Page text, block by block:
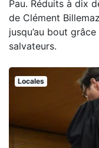
Pau. Réduits à dix
de Clément
jusqu’au bout
salvateurs.
Locales